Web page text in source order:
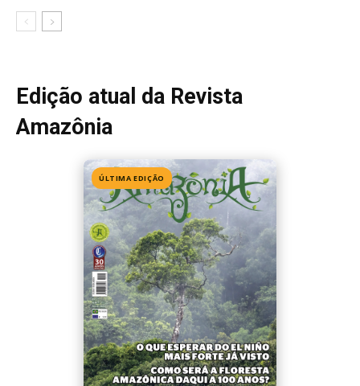
Edição 155· Julho 2026
📖 Ler agora
Mais lidas da semana